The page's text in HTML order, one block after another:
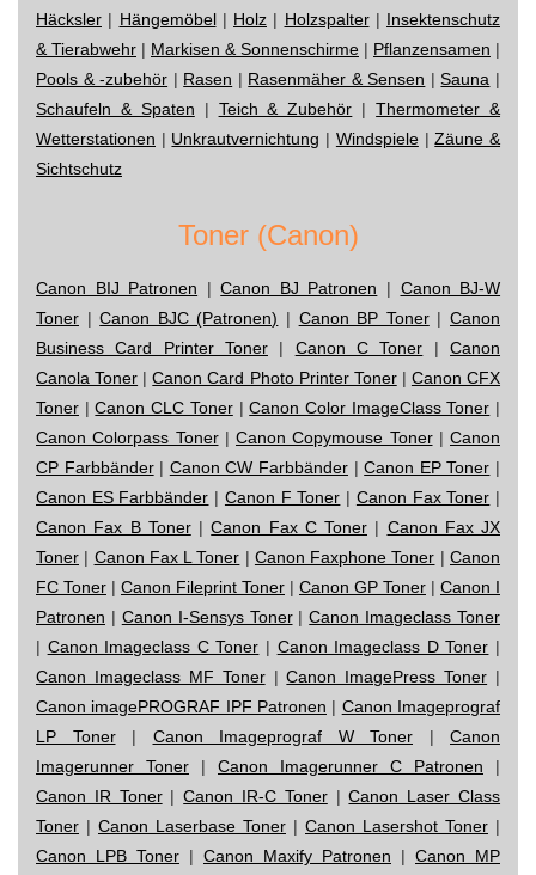
Häcksler | Hängemöbel| Holz | Holzspalter| Insektenschutz
& Tierabwehr | Markisen & Sonnenschirme | Pflanzensamen |
Pools & -zubehör | Rasen | Rasenmäher & Sensen |Sauna |
Schaufeln & Spaten | Teich & Zubehör |Thermometer &
Wetterstationen | Unkrautvernichtung | Windspiele|Zäune &
Sichtschutz
Toner (Canon)
Canon BIJ Patronen |Canon BJ Patronen | Canon BJ-W
Toner |Canon BJC (Patronen) | Canon BP Toner|Canon
Business Card Printer Toner | Canon C Toner |Canon
Canola Toner |Canon Card Photo Printer Toner| Canon CFX
Toner |Canon CLC Toner|Canon Color ImageClass Toner |
Canon Colorpass Toner| Canon Copymouse Toner| Canon
CP Farbbänder| Canon CW Farbbänder |Canon EP Toner |
Canon ES Farbbänder | Canon F Toner | Canon Fax Toner |
Canon Fax B Toner|Canon Fax C Toner | Canon Fax JX
Toner | Canon Fax L Toner | Canon Faxphone Toner |Canon
FC Toner | Canon Fileprint Toner | Canon GP Toner | Canon I
Patronen | Canon I-Sensys Toner|Canon Imageclass Toner
| Canon Imageclass C Toner | Canon Imageclass D Toner |
Canon Imageclass MF Toner|Canon ImagePress Toner |
Canon imagePROGRAF IPF Patronen | Canon Imageprograf
LP Toner| Canon Imageprograf W Toner | Canon
Imagerunner Toner | Canon Imagerunner C Patronen |
Canon IR Toner|Canon IR-C Toner|Canon Laser Class
Toner | Canon Laserbase Toner | Canon Lasershot Toner |
Canon LPB Toner | Canon Maxify Patronen | Canon MP